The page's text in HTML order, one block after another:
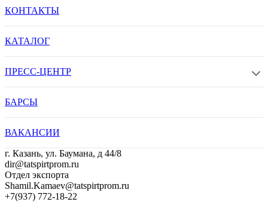
КОНТАКТЫ
КАТАЛОГ
ПРЕСС-ЦЕНТР
БАРСЫ
ВАКАНСИИ
г. Казань, ул. Баумана, д 44/8
dir@tatspirtprom.ru
Отдел экспорта
Shamil.Kamaev@tatspirtprom.ru
+7(937) 772-18-22